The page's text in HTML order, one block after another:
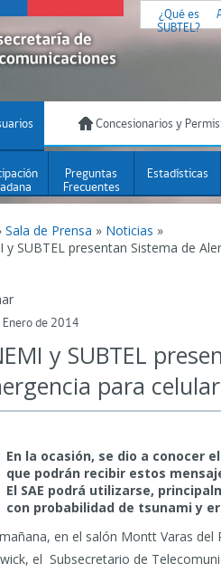
¿Qué es
SUBTEL?
Concesionarios y
Preguntas
Frecuentes
Estadísticas
Sala de Prensa » Noticias »
y SUBTEL presentan Sistema de
Enero de 2014
y SUBTEL
para
En la ocasión, se dio a conocer
que podrán recibir estos
El SAE podrá utilizarse,
con probabilidad de tsunami y
en el salón Montt Varas
el Subsecretario de